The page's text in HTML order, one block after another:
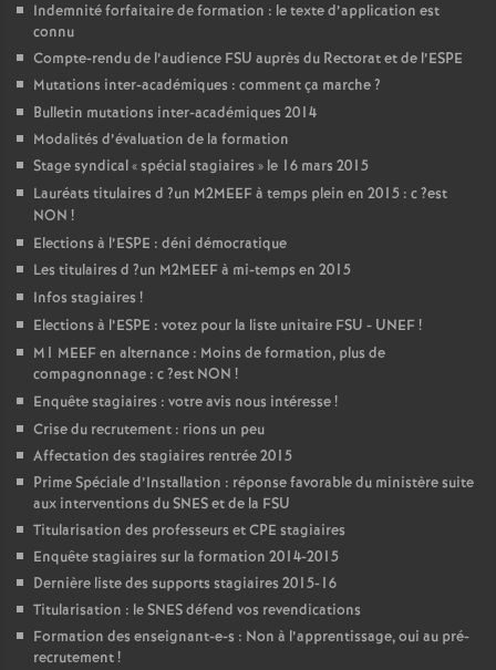
Indemnité forfaitaire de formation : le texte d’application est
connu
Compte-rendu de l’audience FSU auprès du Rectorat et de l’ESPE
Mutations inter-académiques : comment ça marche?
Bulletin mutations inter-académiques 2014
Modalités d’évaluation de la formation
Stage syndical «spécial stagiaires » le 16 mars 2015
Lauréats titulaires d ?un M2MEEFà temps plein en 2015 : c?est
NON !
Elections à l’ESPE : déni démocratique
Les titulaires d ?un M2MEEFà mi-temps en 2015
Infos stagiaires !
Elections à l’ESPE : votez pour la liste unitaire FSU - UNEF!
M1 MEEFen alternance : Moins de formation, plus de
compagnonnage : c?est NON !
Enquête stagiaires : votre avis nous intéresse!
Crise du recrutement : rions un peu
Affectation des stagiaires rentrée 2015
Prime Spéciale d’Installation : réponse favorable du ministère suite
aux interventions duSNESet de la FSU
Titularisation des professeurs etCPE stagiaires
Enquête stagiaires sur la formation 2014-2015
Dernière liste des supports stagiaires 2015-16
Titularisation : leSNESdéfend vos revendications
Formation des enseignant-e-s : Non à l’apprentissage, oui au pré-
recrutement!